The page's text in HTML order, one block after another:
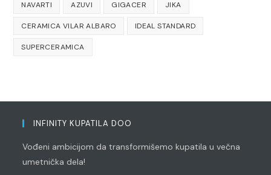
NAVARTI AZUVI GIGACER JIKA
CERAMICA VILAR ALBARO IDEAL STANDARD
SUPERCERAMICA
INFINITY KUPATILA DOO
Vođeni ambicijom da transformišemo kupatila u večna
umetnička dela!